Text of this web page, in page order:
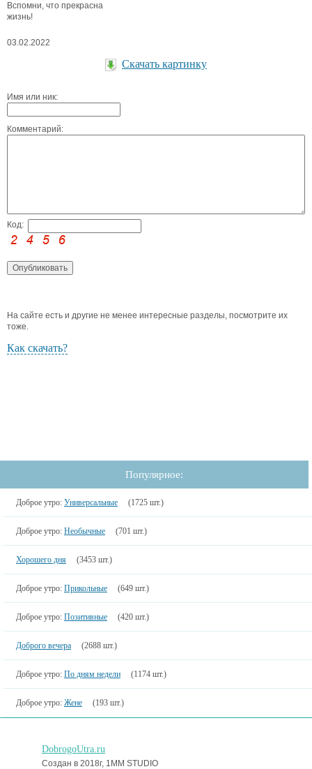
Вспомни, что прекрасна
жизнь!
03.02.2022
Скачать картинку
Имя или ник:
Комментарий:
Код:
На сайте есть и другие не менее интересные разделы, посмотрите их
тоже.
Как скачать?
Популярное:
Доброе утро: Универсальные (1725 шт.)
Доброе утро: Необычные (701 шт.)
Хорошего дня (3453 шт.)
Доброе утро: Прикольные (649 шт.)
Доброе утро: Позитивные (420 шт.)
Доброго вечера (2688 шт.)
Доброе утро: По дням недели (1174 шт.)
Доброе утро: Жене (193 шт.)
DobrogoUtra.ru
Создан в 2018г, 1MM STUDIO